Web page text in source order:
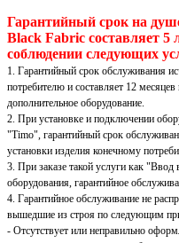
Гарантийный срок на
Black Fabric составляет 5
соблюдении следующих
1. Гарантийный срок обслуживания
потребителю и составляет 12
дополнительное оборудование.
2. При установке и подключении
"Timo", гарантийный срок
установки изделия конечному
3. При заказе такой услуги как
оборудования, гарантийное
4. Гарантийное обслуживание не
вышедшие из строя по следующим
- Отсутствует или неправильно